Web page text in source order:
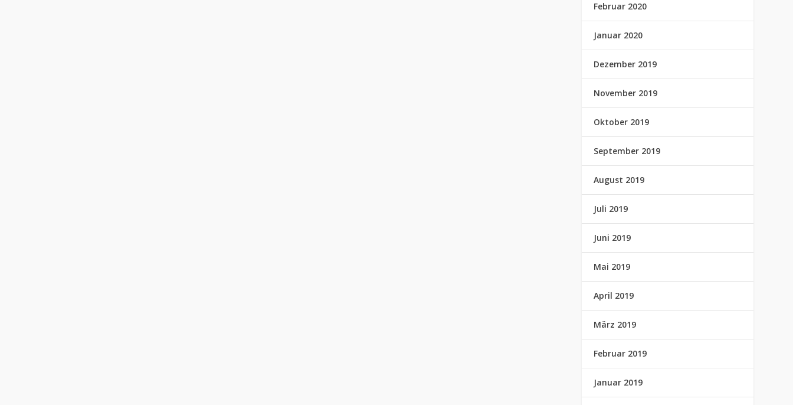
Februar 2020
Januar 2020
Dezember 2019
November 2019
Oktober 2019
September 2019
August 2019
Juli 2019
Juni 2019
Mai 2019
April 2019
März 2019
Februar 2019
Januar 2019